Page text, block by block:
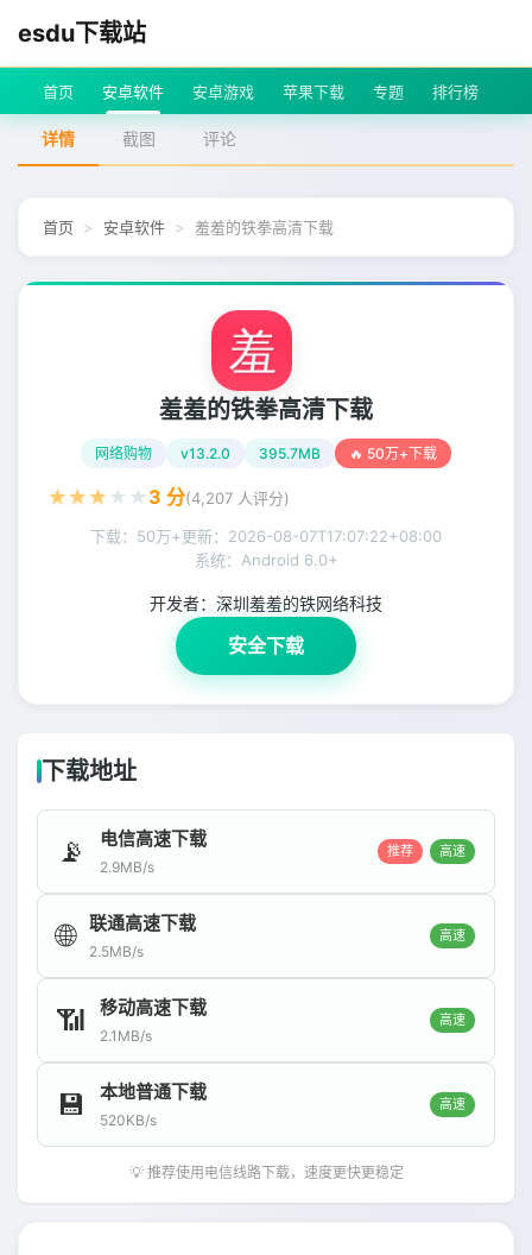
esdu下载站
首页 安卓软件 安卓游戏 苹果下载 专题 排行榜
详情 截图 评论
首页 安卓软件 羞羞的铁拳高清下载
羞羞的铁拳高清下载
网络购物 v13.2.0 395.7MB 🔥 50万+下载
★ ★ ★ ★ ★ 3 分(4,207 人评分)
下载：50万+更新： 2026-08-07T17:07:22+08:00
系统：Android 6.0+
开发者： 深圳羞羞的铁网络科技
安全下载
下载地址
📡 电信高速下载
2.9MB/s
推荐 高速
🌐 联通高速下载
2.5MB/s
高速
📶 移动高速下载
2.1MB/s
高速
💾 本地普通下载
520KB/s
高速
💡 推荐使用电信线路下载，速度更快更稳定